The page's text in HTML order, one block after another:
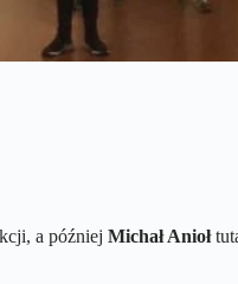
a później Michał Anioł